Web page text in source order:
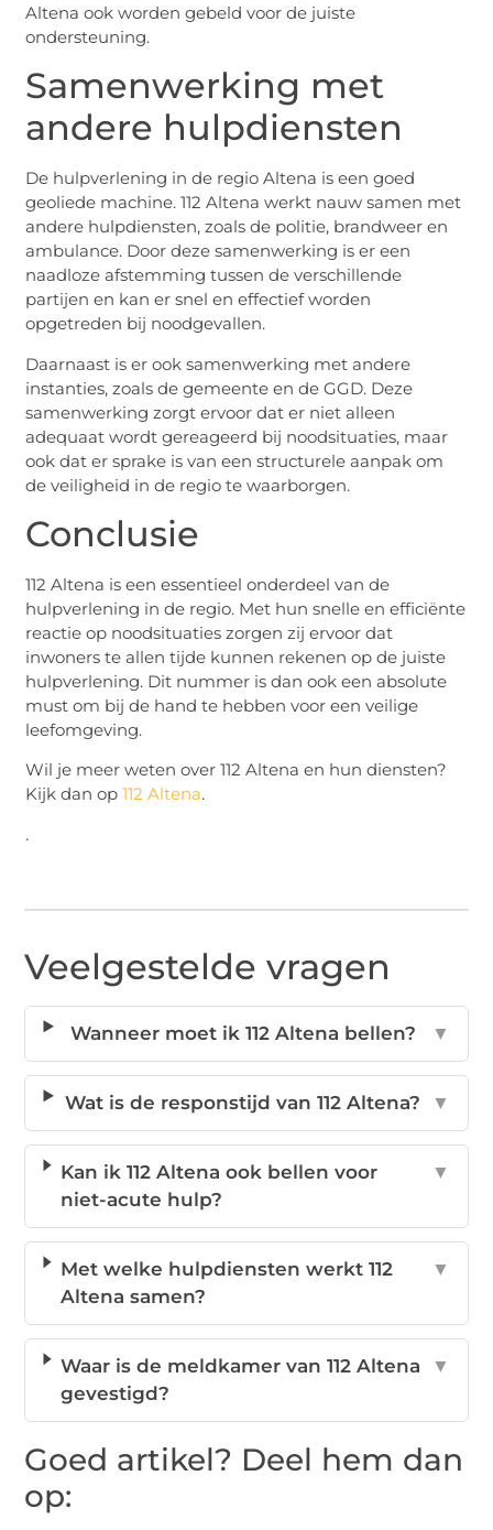
Altena ook worden gebeld voor de juiste
ondersteuning.
Samenwerking met
andere hulpdiensten
De hulpverlening in de regio Altena is een goed
geoliede machine. 112 Altena werkt nauw samen met
andere hulpdiensten, zoals de politie, brandweer en
ambulance. Door deze samenwerking is er een
naadloze afstemming tussen de verschillende
partijen en kan er snel en effectief worden
opgetreden bij noodgevallen.
Daarnaast is er ook samenwerking met andere
instanties, zoals de gemeente en de GGD. Deze
samenwerking zorgt ervoor dat er niet alleen
adequaat wordt gereageerd bij noodsituaties, maar
ook dat er sprake is van een structurele aanpak om
de veiligheid in de regio te waarborgen.
Conclusie
112 Altena is een essentieel onderdeel van de
hulpverlening in de regio. Met hun snelle en efficiënte
reactie op noodsituaties zorgen zij ervoor dat
inwoners te allen tijde kunnen rekenen op de juiste
hulpverlening. Dit nummer is dan ook een absolute
must om bij de hand te hebben voor een veilige
leefomgeving.
Wil je meer weten over 112 Altena en hun diensten?
Kijk dan op112 Altena.
.
Veelgestelde vragen
Wanneer moet ik 112 Altena bellen? ▼
Wat is de responstijd van 112 Altena? ▼
Kan ik 112 Altena ook bellen voor
niet-acute hulp?
▼
Met welke hulpdiensten werkt 112
Altena samen?
▼
Waar is de meldkamer van 112 Altena
gevestigd?
▼
Goed artikel? Deel hem dan
op: